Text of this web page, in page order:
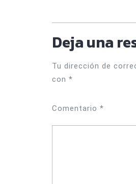
Deja una
Tu dirección de
con *
Comentario *